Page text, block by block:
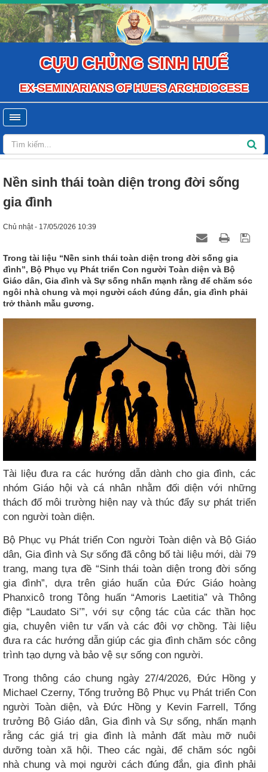
CỰU CHỦNG SINH HUẾ
EX-SEMINARIANS OF HUE'S ARCHDIOCESE
Nền sinh thái toàn diện trong đời sống
gia đình
Chủ nhật - 17/05/2026 10:39
Trong tài liệu “Nền sinh thái toàn diện trong đời sống gia
đình”, Bộ Phục vụ Phát triển Con người Toàn diện và Bộ
Giáo dân, Gia đình và Sự sống nhấn mạnh rằng để chăm sóc
ngôi nhà chung và mọi người cách đúng đắn, gia đình phải
trở thành mẫu gương.
Tài liệu đưa ra các hướng dẫn dành cho gia đình, các
nhóm Giáo hội và cá nhân nhằm đối diện với những
thách đố môi trường hiện nay và thúc đẩy sự phát triển
con người toàn diện.
Bộ Phục vụ Phát triển Con người Toàn diện và Bộ Giáo
dân, Gia đình và Sự sống đã công bố tài liệu mới, dài 79
trang, mang tựa đề “Sinh thái toàn diện trong đời sống
gia đình”, dựa trên giáo huấn của Đức Giáo hoàng
Phanxicô trong Tông huấn “Amoris Laetitia” và Thông
điệp “Laudato Si’”, với sự cộng tác của các thần học
gia, chuyên viên tư vấn và các đôi vợ chồng. Tài liệu
đưa ra các hướng dẫn giúp các gia đình chăm sóc công
trình tạo dựng và bảo vệ sự sống con người.
Trong thông cáo chung ngày 27/4/2026, Đức Hồng y
Michael Czerny, Tổng trưởng Bộ Phục vụ Phát triển Con
người Toàn diện, và Đức Hồng y Kevin Farrell, Tổng
trưởng Bộ Giáo dân, Gia đình và Sự sống, nhấn mạnh
rằng các giá trị gia đình là mảnh đất màu mỡ nuôi
dưỡng toàn xã hội. Theo các ngài, để chăm sóc ngôi
nhà chung và mọi người cách đúng đắn, gia đình phải